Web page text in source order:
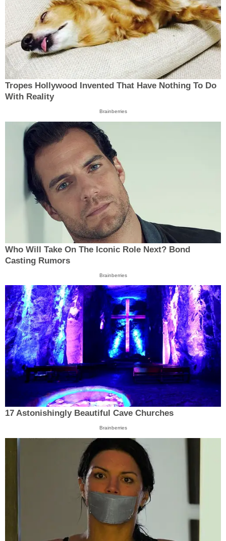
Tropes Hollywood Invented That Have Nothing To Do
With Reality
Brainberries
Who Will Take On The Iconic Role Next? Bond
Casting Rumors
Brainberries
17 Astonishingly Beautiful Cave Churches
Brainberries